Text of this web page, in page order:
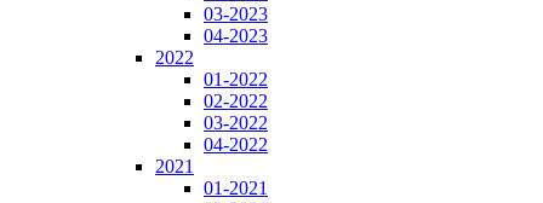
03-2023
04-2023
2022
01-2022
02-2022
03-2022
04-2022
2021
01-2021